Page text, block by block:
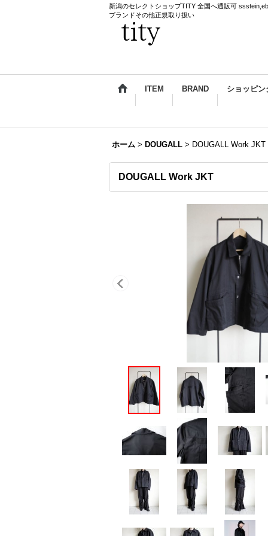
新潟のセレクトショップTITY 全国へ通販可
ブランドその他正規取り扱い
ITEM BRAND ショッピン
ホーム > DOUGALL > DOUGALL Work JKT
DOUGALL Work JKT